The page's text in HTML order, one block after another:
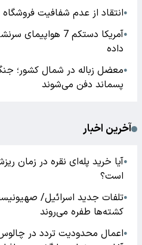
●انتقاد از عدم شفافیت
●
آمریکا دستکم 7
داده
●معضل زباله در شمال کشور؛
پسماند دفن می‌شوند
آخرین اخبار
●آیا خرید پله‌ای نقره در زمان
است؟
●تلفات جدید اسرائیل/
کشته‌ها طفره می‌روند
●